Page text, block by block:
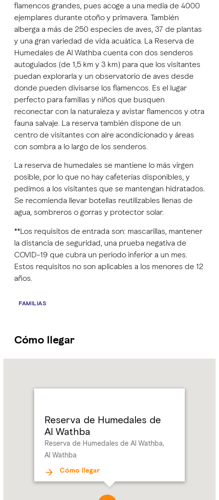
flamencos grandes, pues acoge a una media de 4000
ejemplares durante otoño y primavera. También
alberga a más de 250 especies de aves, 37 de plantas
y una gran variedad de vida acuática. La Reserva de
Humedales de Al Wathba cuenta con dos senderos
autoguiados (de 1,5 km y 3 km) para que los visitantes
puedan explorarla y un observatorio de aves desde
donde pueden divisarse los flamencos. Es el lugar
perfecto para familias y niños que busquen
reconectar con la naturaleza y avistar flamencos y otra
fauna salvaje. La reserva también dispone de un
centro de visitantes con aire acondicionado y áreas
con sombra a lo largo de los senderos.
La reserva de humedales se mantiene lo más virgen
posible, por lo que no hay cafeterías disponibles, y
pedimos a los visitantes que se mantengan hidratados.
Se recomienda llevar botellas reutilizables llenas de
agua, sombreros o gorras y protector solar.
**Los requisitos de entrada son: mascarillas, mantener
la distancia de seguridad, una prueba negativa de
COVID-19 que cubra un periodo inferior a un mes.
Estos requisitos no son aplicables a los menores de 12
años.
FAMILIAS
Cómo llegar
Humedales
Reserva
Al Wathba
Reserva de Humedales de
Al Wathba
Reserva de Humedales de Al Wathba,
Al Wathba
Cómo llegar